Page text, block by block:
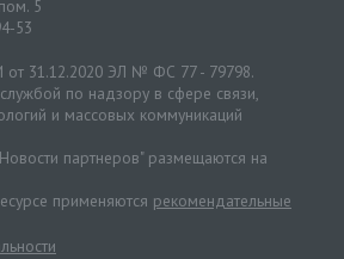
5
53
от 31.12.2020 ЭЛ № ФС 77 - 79798.
по надзору в сфере связи,
и массовых коммуникаций
партнеров" размещаются на
применяются рекомендательные